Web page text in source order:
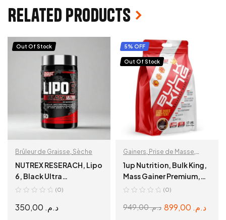
Related products
Out Of Stock
Brûleur de Graisse, Sèche
NUTREX RESERACH, Lipo
6, Black Ultra
Concentrate, 60 Caps,
(0)
د.م.
5% OFF
Out Of Stock
Gainers, Prise de Masse,
Protéine
1up Nutrition, Bulk King,
Mass Gainer Premium,
5,5 Kg.
(0)
د.م.949,00 د.م.